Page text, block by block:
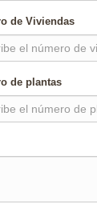
de Viviendas
de plantas